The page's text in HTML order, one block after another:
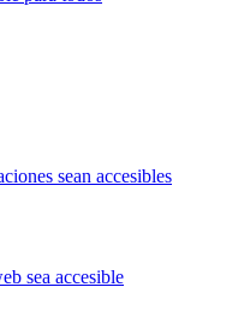
sean accesibles
sea accesible